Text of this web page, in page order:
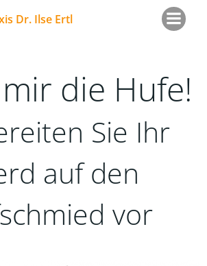
Inhalt
Dr. Ilse Ertl
die Hufe!
Sie Ihr
auf den
vor